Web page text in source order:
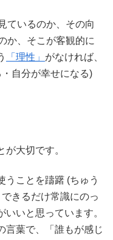
ているのか、その向
か、そこが客観的に
「理性」 がなければ、
自分が幸せになる)
大切です。
うことを躊躇 (ちゅう
きるだけ常識にのっ
いと思っています。
言葉で、「誰もが感じ